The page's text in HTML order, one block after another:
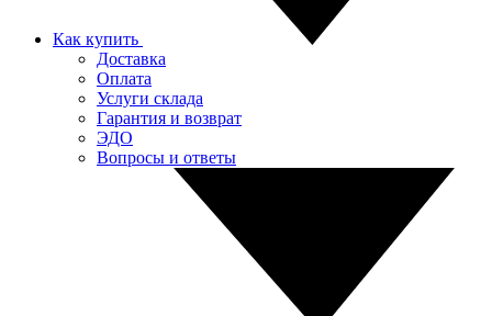
Как купить
Доставка
Оплата
Услуги склада
Гарантия и возврат
ЭДО
Вопросы и ответы